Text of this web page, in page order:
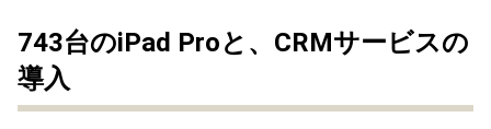
743台のiPad Proと、CRMサービスの
導入